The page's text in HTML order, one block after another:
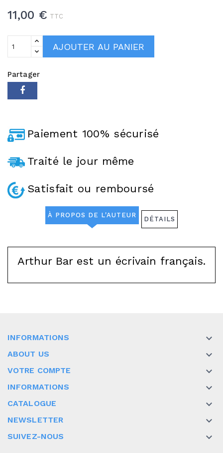
11,00 € TTC
AJOUTER AU PANIER
Partager
Paiement 100% sécurisé
Traité le jour même
Satisfait ou remboursé
À PROPOS DE L'AUTEUR DÉTAILS
Arthur Bar est un écrivain français.
INFORMATIONS 
ABOUT US 
VOTRE COMPTE 
INFORMATIONS 
CATALOGUE 
NEWSLETTER 
SUIVEZ-NOUS 